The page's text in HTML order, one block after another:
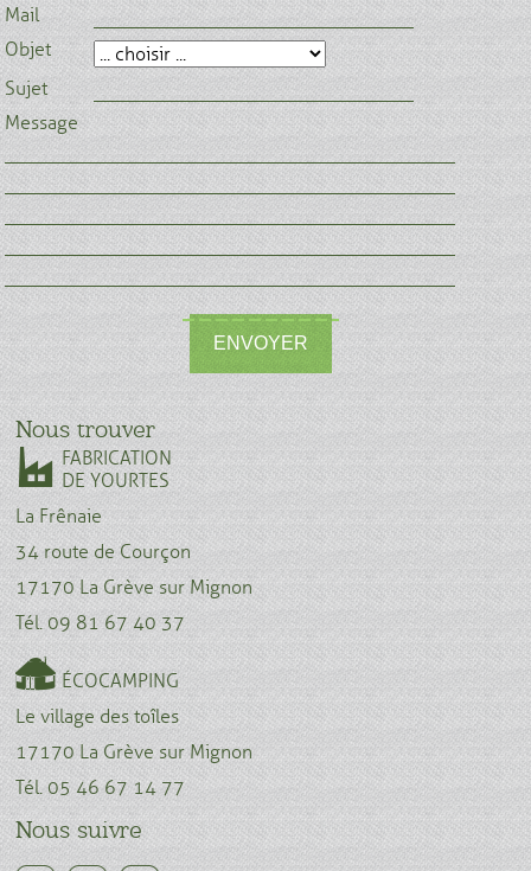
Mail
Objet
Sujet
Message
ENVOYER
Nous trouver
FABRICATION
DE YOURTES
La Frênaie
34 route de Courçon
17170 La Grève sur Mignon
Tél. 09 81 67 40 37
ÉCOCAMPING
Le village des toîles
17170 La Grève sur Mignon
Tél. 05 46 67 14 77
Nous suivre